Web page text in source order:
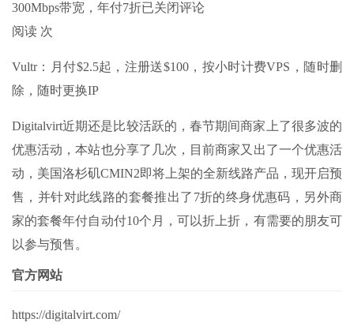
300Mbps带宽，年付7折已关闭评论
阅读 次
Vultr：月付$2.5起，注册送$100，按小时计费VPS，随时删
除，随时更换IP
Digitalvirt近期还是比较活跃的，春节期间商家上了很多波的
优惠活动，本站也分享了几次，目前商家又出了一个优惠活
动，美国洛杉矶CMIN2即将上架的全新线路产品，现开启预
售，并针对此线路的套餐推出了7折的终身优惠码，另外商
家的套餐年付自动付10个月，可以折上折，有需要的朋友可
以参与预售。
官方网站
https://digitalvirt.com/